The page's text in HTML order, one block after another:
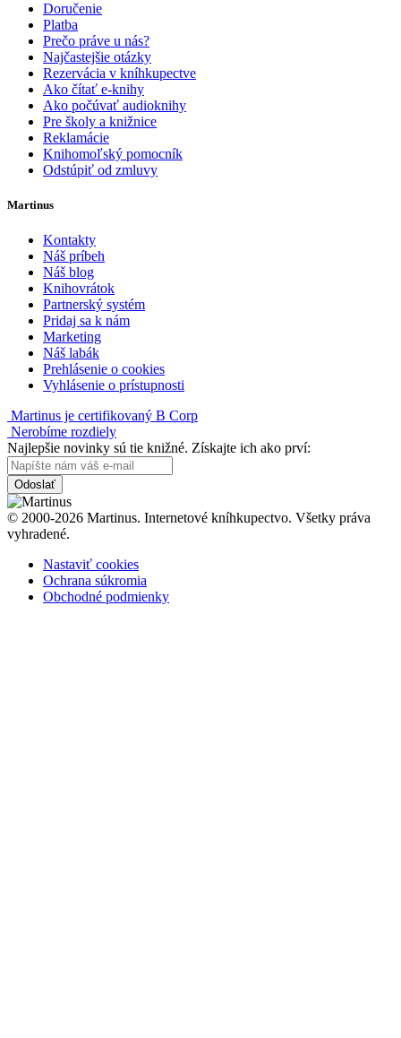
Doručenie
Platba
Prečo práve u nás?
Najčastejšie otázky
Rezervácia v kníhkupectve
Ako čítať e-knihy
Ako počúvať audioknihy
Pre školy a knižnice
Reklamácie
Knihomoľský pomocník
Odstúpiť od zmluvy
Martinus
Kontakty
Náš príbeh
Náš blog
Knihovrátok
Partnerský systém
Pridaj sa k nám
Marketing
Náš labák
Prehlásenie o cookies
Vyhlásenie o prístupnosti
Martinus je certifikovaný B Corp
Nerobíme rozdiely
Najlepšie novinky sú tie knižné. Získajte ich ako prví:
Odoslať
© 2000-2026 Martinus. Internetové kníhkupectvo. Všetky práva
vyhradené.
Nastaviť cookies
Ochrana súkromia
Obchodné podmienky